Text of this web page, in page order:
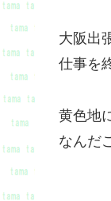
大阪出
仕事を
黄色地
なんだ